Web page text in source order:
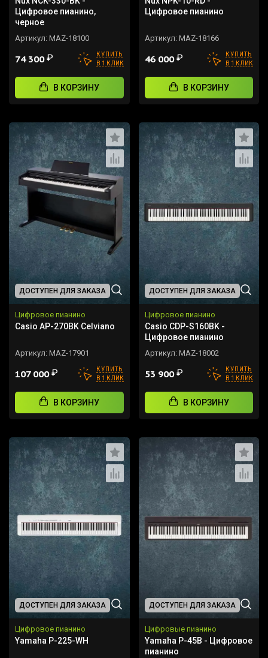
Цифровое пианино,
черное
Артикул: MAZ-18100
74 300₽
КУПИТЬ
В 1 КЛИК
В КОРЗИНУ
Цифровое пианино
Артикул: MAZ-18166
46 000₽
КУПИТЬ
В 1 КЛИК
В КОРЗИНУ
ДОСТУПЕН ДЛЯ ЗАКАЗА
Цифровое пианино
Casio AP-270BK Celviano
Артикул: MAZ-17901
107 000₽
КУПИТЬ
В 1 КЛИК
В КОРЗИНУ
ДОСТУПЕН ДЛЯ ЗАКАЗА
Цифровое пианино
Casio CDP-S160BK -
Цифровое пианино
Артикул: MAZ-18002
53 900₽
КУПИТЬ
В 1 КЛИК
В КОРЗИНУ
ДОСТУПЕН ДЛЯ ЗАКАЗА
Цифровое пианино
Yamaha P-225-WH
ДОСТУПЕН ДЛЯ ЗАКАЗА
Цифровые пианино
Yamaha P-45B - Цифровое
пианино